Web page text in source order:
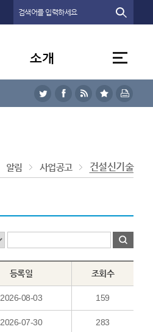
소개
알림 사업공고 건설신기술
등록일 조회수
2026-08-03 159
2026-07-30 283